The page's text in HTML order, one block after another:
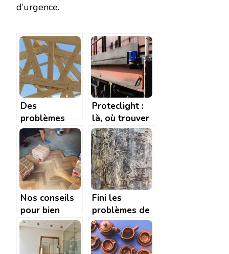
d’urgence.
Des
problèmes
avec votre
charpente en
bois ? Faites
appel à
l’ARTISAN
FERNANDEZ
Proteclight :
là, où trouver
tous les
matériels de
signalisation
Nos conseils
pour bien
choisir ses
menuiseries
Fini les
problèmes de
termites qui
rongent le
bois